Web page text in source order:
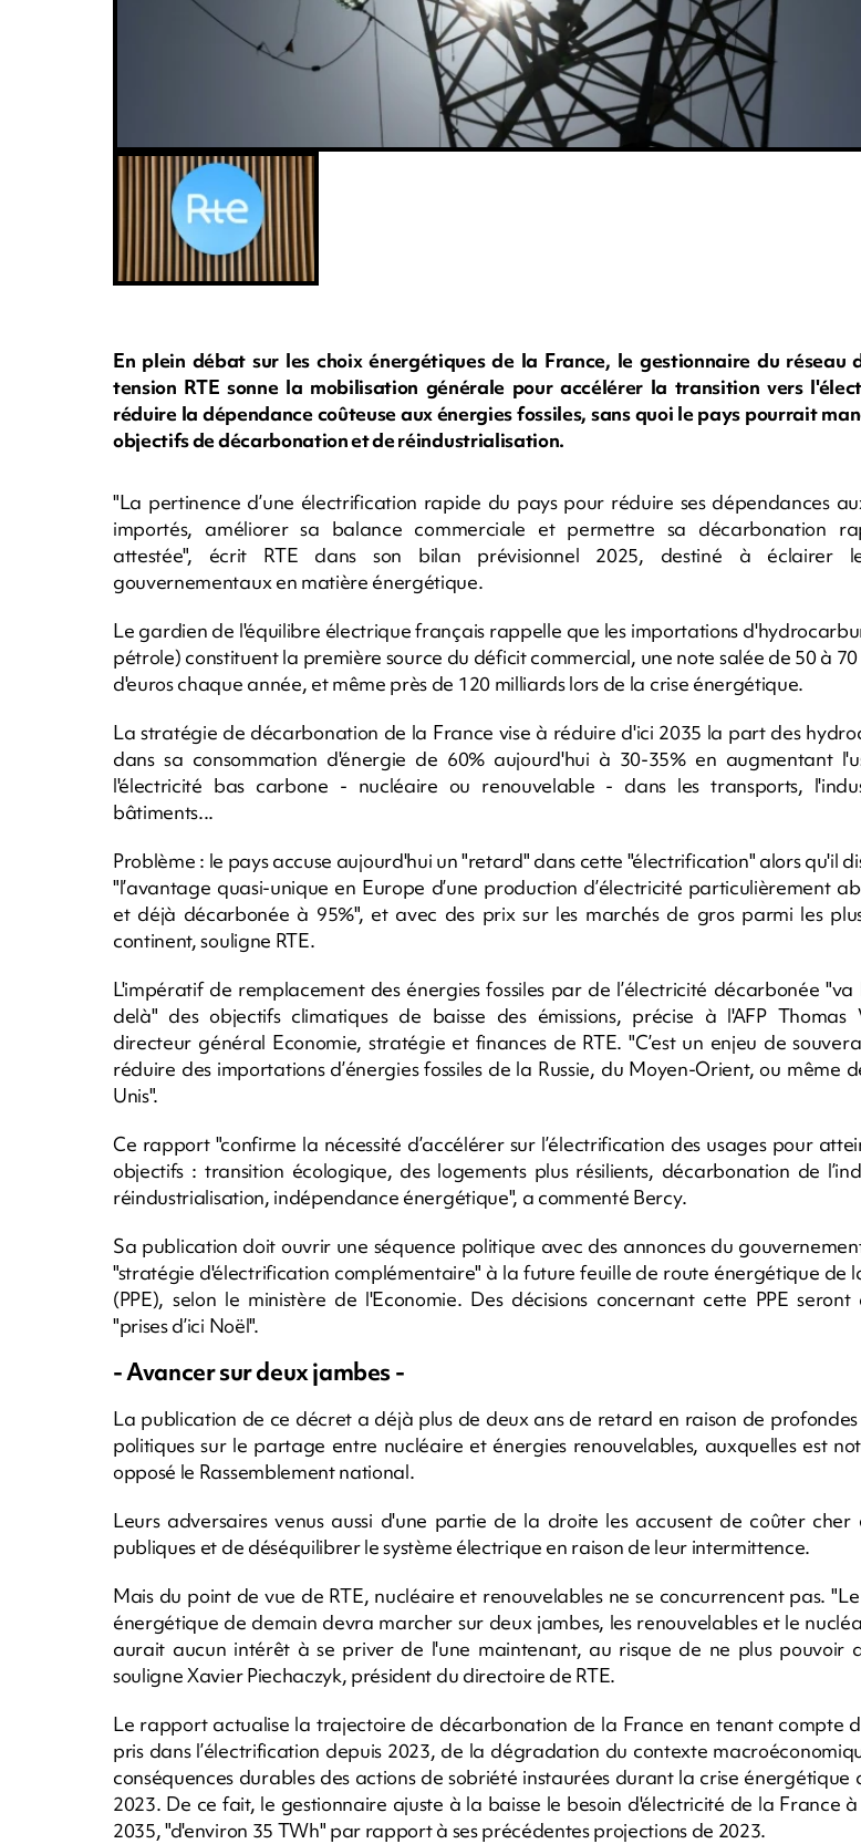
En plein débat sur les choix énergétiques de la France, le gestionnaire du réseau
tension RTE sonne la mobilisation générale pour accélérer la transition vers
réduire la dépendance coûteuse aux énergies fossiles, sans quoi le pays pourrait
objectifs de décarbonation et de réindustrialisation.
"La pertinence d’une électrification rapide du pays pour réduire ses dépendances
importés, améliorer sa balance commerciale et permettre sa décarbonation
attestée", écrit RTE dans son bilan prévisionnel 2025, destiné à éclairer
gouvernementaux en matière énergétique.
Le gardien de l'équilibre électrique français rappelle que les importations
pétrole) constituent la première source du déficit commercial, une note salée de 50 à
d'euros chaque année, et même près de 120 milliards lors de la crise énergétique.
La stratégie de décarbonation de la France vise à réduire d'ici 2035 la part des
dans sa consommation d'énergie de 60% aujourd'hui à 30-35% en augmentant
l'électricité bas carbone - nucléaire ou renouvelable - dans les transports,
bâtiments...
Problème : le pays accuse aujourd'hui un "retard" dans cette "électrification" alors qu'il
"l’avantage quasi-unique en Europe d’une production d’électricité particulièrement
et déjà décarbonée à 95%", et avec des prix sur les marchés de gros parmi les
continent, souligne RTE.
L'impératif de remplacement des énergies fossiles par de l’électricité décarbonée
delà" des objectifs climatiques de baisse des émissions, précise à l'AFP Thomas
directeur général Economie, stratégie et finances de RTE. "C’est un enjeu de
réduire des importations d’énergies fossiles de la Russie, du Moyen-Orient, ou même
Unis".
Ce rapport "confirme la nécessité d’accélérer sur l’électrification des usages pour
objectifs : transition écologique, des logements plus résilients, décarbonation de
réindustrialisation, indépendance énergétique", a commenté Bercy.
Sa publication doit ouvrir une séquence politique avec des annonces du
"stratégie d'électrification complémentaire" à la future feuille de route énergétique de
(PPE), selon le ministère de l'Economie. Des décisions concernant cette PPE seront
"prises d’ici Noël".
- Avancer sur deux jambes -
La publication de ce décret a déjà plus de deux ans de retard en raison de profondes
politiques sur le partage entre nucléaire et énergies renouvelables, auxquelles est
opposé le Rassemblement national.
Leurs adversaires venus aussi d'une partie de la droite les accusent de coûter cher
publiques et de déséquilibrer le système électrique en raison de leur intermittence.
Mais du point de vue de RTE, nucléaire et renouvelables ne se concurrencent pas. "Le
énergétique de demain devra marcher sur deux jambes, les renouvelables et le
aurait aucun intérêt à se priver de l'une maintenant, au risque de ne plus pouvoir
souligne Xavier Piechaczyk, président du directoire de RTE.
Le rapport actualise la trajectoire de décarbonation de la France en tenant compte
pris dans l’électrification depuis 2023, de la dégradation du contexte
conséquences durables des actions de sobriété instaurées durant la crise énergétique
2023. De ce fait, le gestionnaire ajuste à la baisse le besoin d'électricité de la France à
2035, "d'environ 35 TWh" par rapport à ses précédentes projections de 2023.